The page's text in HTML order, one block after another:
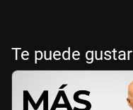
Te puede gustar